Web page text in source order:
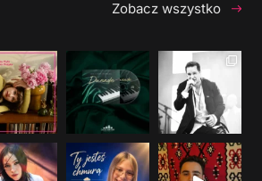
Zobacz wszystko